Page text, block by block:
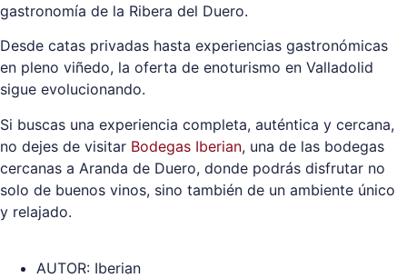
gastronomía de la Ribera del Duero.
Desde catas privadas hasta experiencias gastronómicas
en pleno viñedo, la oferta de enoturismo en Valladolid
sigue evolucionando.
Si buscas una experiencia completa, auténtica y cercana,
no dejes de visitar Bodegas Iberian, una de las bodegas
cercanas a Aranda de Duero, donde podrás disfrutar no
solo de buenos vinos, sino también de un ambiente único
y relajado.
AUTOR: Iberian